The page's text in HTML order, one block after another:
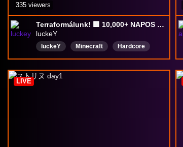
Terraformálunk! 🟪 10,000+ NAPOS HARDCORE - #608 ▶ !ma - !menetrend - !cmd - !ipon
luckeY
luckeY Minecraft
Hardcore
Magyar
335 viewers
LIVE